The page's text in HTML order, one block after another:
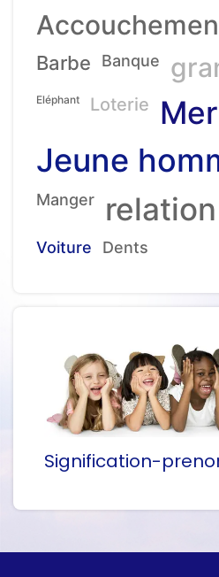
Barbe
Banque
Eléphant Loterie Mer
Jeune
Manger
Voiture Dents
Signification-